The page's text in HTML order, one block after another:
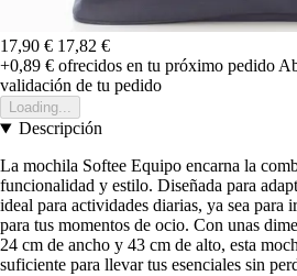
17,90 € 17,82 €
+0,89 € ofrecidos en tu próximo pedido
validación de tu pedido
Loading...
Descripción
La mochila Softee Equipo encarna la
funcionalidad y estilo. Diseñada para
ideal para actividades diarias, ya sea para
para tus momentos de ocio. Con unas
24 cm de ancho y 43 cm de alto, esta
suficiente para llevar tus esenciales sin